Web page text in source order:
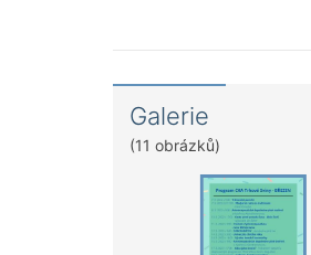
Galerie
(11 obrázků)